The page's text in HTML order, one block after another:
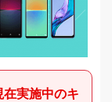
実施中のキ